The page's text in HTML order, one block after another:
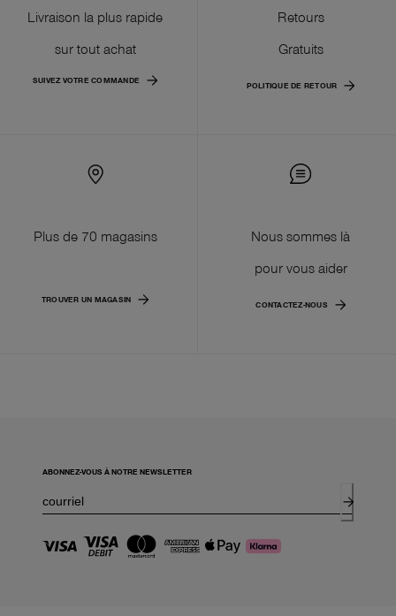
Livraison la plus rapide
sur tout achat
SUIVEZ VOTRE COMMANDE
Retours
Gratuits
POLITIQUE DE RETOUR
Plus de 70 magasins
TROUVER UN MAGASIN
Nous sommes là
pour vous aider
CONTACTEZ-NOUS
ABONNEZ-VOUS À NOTRE NEWSLETTER